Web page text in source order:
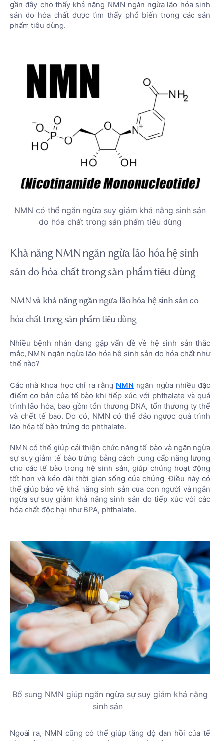
gần đây cho thấy khả năng NMN ngăn ngừa lão hóa sinh
sản do hóa chất được tìm thấy phổ biến trong các sản
phẩm tiêu dùng.
NMN có thể ngăn ngừa suy giảm khả năng sinh sản
do hóa chất trong sản phẩm tiêu dùng
Khả năng NMN ngăn ngừa lão hóa hệ sinh
sản do hóa chất trong sản phẩm tiêu dùng
NMN và khả năng ngăn ngừa lão hóa hệ sinh sản do
hóa chất trong sản phẩm tiêu dùng
Nhiều bệnh nhân đang gặp vấn đề về hệ sinh sản thắc
mắc, NMN ngăn ngừa lão hóa hệ sinh sản do hóa chất như
thế nào?
Các nhà khoa học chỉ ra rằng NMN ngăn ngừa nhiều đặc
điểm cơ bản của tế bào khi tiếp xúc với phthalate và quá
trình lão hóa, bao gồm tổn thương DNA, tổn thương ty thể
và chết tế bào. Do đó, NMN có thể đảo ngược quá trình
lão hóa tế bào trứng do phthalate.
NMN có thể giúp cải thiện chức năng tế bào và ngăn ngừa
sự suy giảm tế bào trứng bằng cách cung cấp năng lượng
cho các tế bào trong hệ sinh sản, giúp chúng hoạt động
tốt hơn và kéo dài thời gian sống của chúng. Điều này có
thể giúp bảo vệ khả năng sinh sản của con người và ngăn
ngừa sự suy giảm khả năng sinh sản do tiếp xúc với các
hóa chất độc hại như BPA, phthalate.
Bổ sung NMN giúp ngăn ngừa sự suy giảm khả năng
sinh sản
Ngoài ra, NMN cũng có thể giúp tăng độ đàn hồi của tế